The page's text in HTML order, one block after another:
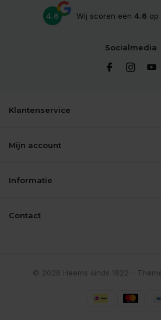
4.6 Wij scoren een 4.6 op
Socialmedia
Klantenservice
Mijn account
Informatie
Contact
© 2026 Heems sinds 1822 -